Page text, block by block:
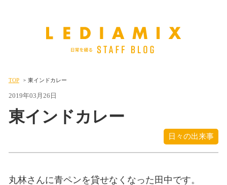
TOP 東インドカレー
2019年03月26日
東インドカレー
日々の出来事
丸林さんに青ペンを貸せなくなった田中です。